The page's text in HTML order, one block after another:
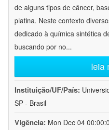
de alguns tipos de câncer,
platina. Neste contexto
dedicado à química sintética
buscando por no...
leia
Instituição/UF/País:
SP - Brasil
Vigência: Mon Dec 04